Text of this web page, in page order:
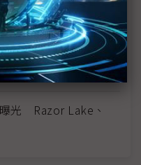
實體AI版圖迎戰邊緣
客 Google、亞馬遜
光 Razor Lake、